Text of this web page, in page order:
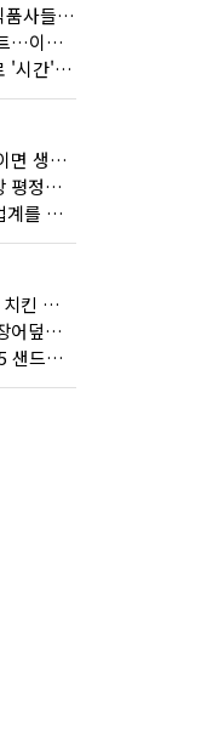
"어렵다"며 가격 올린 식품사들…진짜 어려운 거 맞아?
'나쁜 놈'이라던 대형마트…이젠 '불쌍한 놈' 됐다
홈플러스, 2000억원으로 '시간'을 샀다
"삐삐리 빠삐코~" 여름이면 생각나는 그 노래
"시간 좀 내주오"로 시장 평정한 하이마트
'빙그레우스'의 등장…업계를 흔든 '세계관' 마케팅
맘스터치 '갓빠삭', 배달 치킨 선입견을 바꿨다
편의점 도시락보다 싼 '장어덮밥'…오뚜기가 해냈다
"끝까지 채웠다"…GS25 샌드위치의 달라진 '속'사정